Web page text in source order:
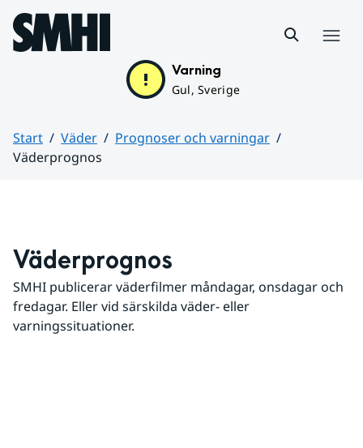
Hoppa till sidans innehåll
Varning
Gul, Sverige
Start Väder
Prognoser och varningar
Väderprognos
Väderprognos
SMHI publicerar väderfilmer måndagar, onsdagar och
fredagar. Eller vid särskilda väder- eller
varningssituationer.